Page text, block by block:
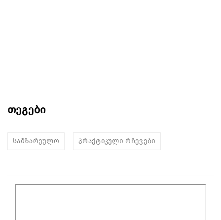
თეგები
სამზარეულო პრაქტიკული რჩევები